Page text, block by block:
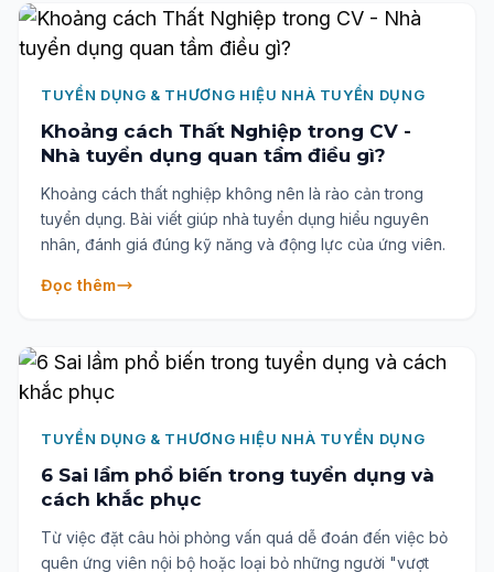
TUYỂN DỤNG & THƯƠNG HIỆU NHÀ TUYỂN DỤNG
Khoảng cách Thất Nghiệp trong CV -
Nhà tuyển dụng quan tầm điều gì?
Khoảng cách thất nghiệp không nên là rào cản trong
tuyển dụng. Bài viết giúp nhà tuyển dụng hiểu nguyên
nhân, đánh giá đúng kỹ năng và động lực của ứng viên.
Đọc thêm
TUYỂN DỤNG & THƯƠNG HIỆU NHÀ TUYỂN DỤNG
6 Sai lầm phổ biến trong tuyển dụng và
cách khắc phục
Từ việc đặt câu hỏi phỏng vấn quá dễ đoán đến việc bỏ
quên ứng viên nội bộ hoặc loại bỏ những người "vượt